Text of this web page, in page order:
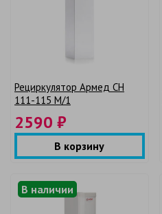
Рециркулятор Армед CH
111-115 М/1
2590 ₽
В корзину
В наличии